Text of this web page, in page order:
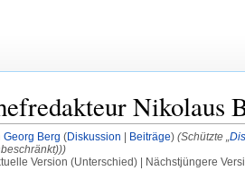
Nikolaus
Georg Berg (Diskussion Beiträge) (Schützte „
Version (Unterschied) | Nächstjüngere